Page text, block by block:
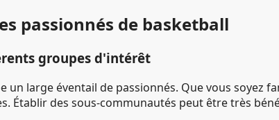
passionnés de basketball
groupes d'intérêt
un large éventail de passionnés. Que vous soyez
Établir des sous-communautés peut être très